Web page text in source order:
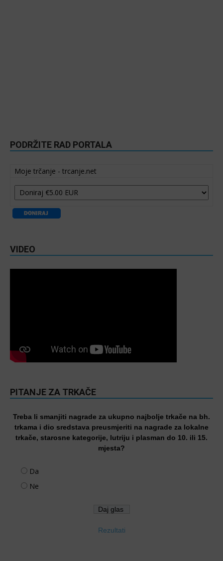
PODRŽITE RAD PORTALA
Moje trčanje - trcanje.net
VIDEO
PITANJE ZA TRKAČE
Treba li smanjiti nagrade za ukupno najbolje trkače na bh.
trkama i dio sredstava preusmjeriti na nagrade za lokalne
trkače, starosne kategorije, lutriju i plasman do 10. ili 15.
mjesta?
Da
Ne
Rezultati